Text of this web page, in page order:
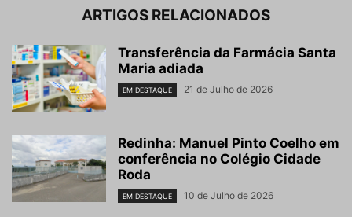
ARTIGOS RELACIONADOS
Transferência da Farmácia Santa
Maria adiada
EM DESTAQUE 21 de Julho de 2026
Redinha: Manuel Pinto Coelho em
conferência no Colégio Cidade
Roda
EM DESTAQUE 10 de Julho de 2026